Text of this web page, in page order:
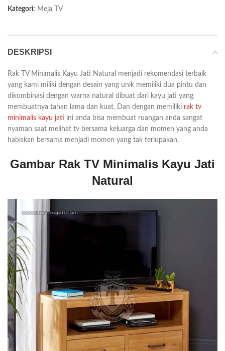
Kategori: Meja TV
DESKRIPSI
Rak TV Minimalis Kayu Jati Natural menjadi rekomendasi terbaik
yang kami miliki dengan desain yang unik memiliki dua pintu dan
dikombinasi dengan warna natural dibuat dari kayu jati yang
membuatnya tahan lama dan kuat. Dan dengan memiliki rak tv
minimalis kayu jati ini anda bisa membuat ruangan anda sangat
nyaman saat melihat tv bersama keluarga dan momen yang anda
habiskan bersama menjadi momen yang tak terlupakan.
Gambar Rak TV Minimalis Kayu Jati
Natural